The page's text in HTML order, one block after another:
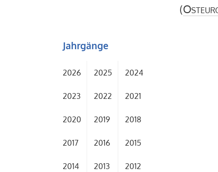
(
Jahrgänge
2026 2025 2024
2023 2022 2021
2020 2019 2018
2017 2016 2015
2014 2013 2012